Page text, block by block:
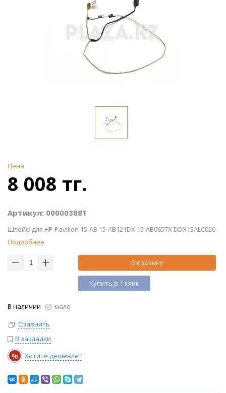
Цена
8 008 тг.
Артикул: 000003881
Шлейф для HP Pavilion 15-AB 15-AB121DX 15-AB065TX DDX15ALC020
Подробнее
В корзину
Купить в 1 клик
В наличии
мало
Сравнить
В закладки
% Хотите дешевле?